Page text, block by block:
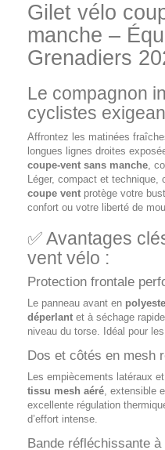
Gilet vélo
manche –
Grenadiers
Le compagnon
cyclistes
Affrontez les matinées
longues lignes droites
coupe-vent sans manche,
Léger, compact et technique,
coupe vent protège votre
confort ou votre liberté de
✅ Avantages
vent vélo :
Protection frontale
Le panneau avant en
déperlant et à séchage
niveau du torse. Idéal pour
Dos et côtés en mesh
Les empiècements latéraux
tissu mesh aéré, extensible
excellente régulation
d’effort intense.
Bande réfléchissante à